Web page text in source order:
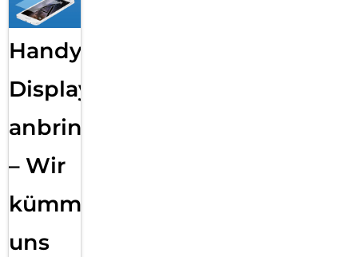
Handy
Displayfolie
anbringen
– Wir
kümmern
uns